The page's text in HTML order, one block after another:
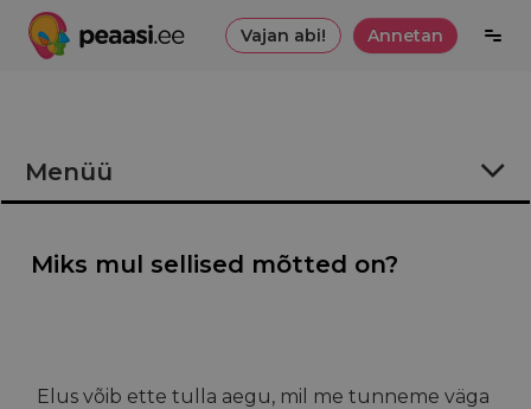
Vajan abi! Annetan
Menüü
Valu vähendamine
Miks mul sellised mõtted on?
Elus võib ette tulla aegu, mil me tunneme väga